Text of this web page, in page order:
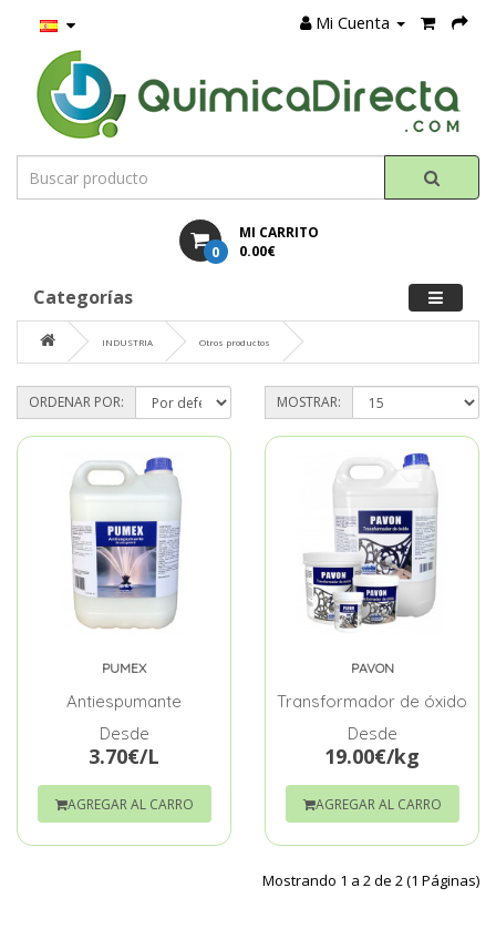
Mi Cuenta
MI CARRITO
0 0.00€
Categorías
INDUSTRIA Otros productos
ORDENAR POR: MOSTRAR:
PUMEX
Antiespumante
Desde
3.70€/L
AGREGAR AL CARRO
PAVON
Transformador de óxido
Desde
19.00€/kg
AGREGAR AL CARRO
Mostrando 1 a 2 de 2 (1 Páginas)